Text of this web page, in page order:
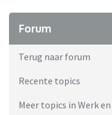
Forum
Terug naar forum
Recente topics
Meer topics in Werk